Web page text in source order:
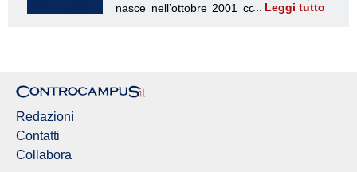
Leggi tutto
Redazioni
Contatti
Collabora